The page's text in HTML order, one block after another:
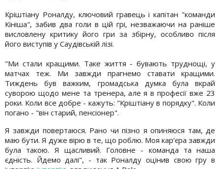
Кріштіану Роналду, ключовий гравець і капітан "команди
Кініша", забив два голи в цій грі, незважаючи на раніше
висловлену критику його гри за збірну, особливо після
його виступів у Саудівській лізі.
"Ми стали кращими. Таке життя - бувають труднощі, у
матчах теж. Ми завжди прагнемо ставати кращими.
Тиждень був важким, громадська думка була вкрай
суворою щодо мене та тренера, але я в професії вже 23
роки. Коли все добре - кажуть: "Кріштіану в порядку". Коли
погано - "він старий, пенсіонер".
Я завжди повертаюся. Рано чи пізно я опиняюся там, де
маю бути. Я дуже вірю в те, що роблю. Моя кар’єра завжди
була такою. Я щасливий. Головне - команда та наша
єдність. Йдемо далі", - так Роналду оцінив свою гру в